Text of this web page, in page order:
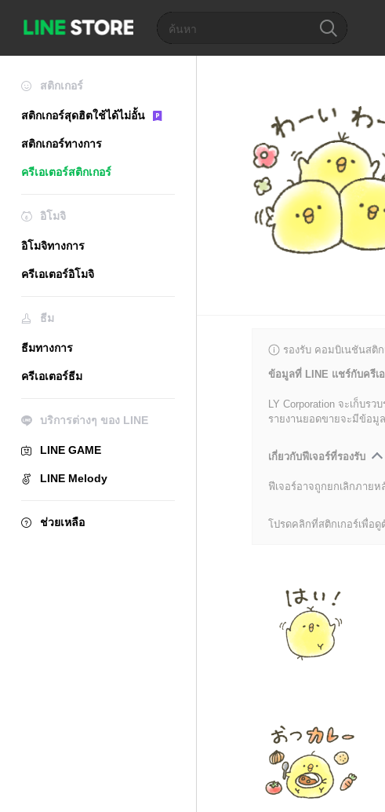
สติกเกอร์
สติกเกอร์สุดฮิตใช้ได้ไม่อั้น
สติกเกอร์ทางการ
ครีเอเตอร์สติกเกอร์
อิโมจิ
อิโมจิทางการ
ครีเอเตอร์อิโมจิ
ธีม
ธีมทางการ
ครีเอเตอร์ธีม
บริการต่างๆ ของ LINE
LINE GAME
LINE Melody
ช่วยเหลือ
รองรับ คอมบิเนชันสติก
ข้อมูลที่ LINE แชร์กับครีเอ
LY Corporation จะเก็บร
รายงานยอดขายจะมีข้อมู
เกี่ยวกับฟีเจอร์ที่รองรับ
ฟีเจอร์อาจถูกยกเลิกภายห
โปรดคลิกที่สติกเกอร์เพื่อดู